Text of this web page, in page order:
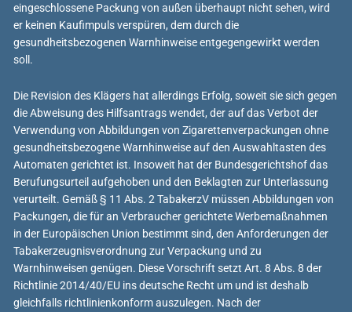
eingeschlossene Packung von außen überhaupt nicht sehen, wird
er keinen Kaufimpuls verspüren, dem durch die
gesundheitsbezogenen Warnhinweise entgegengewirkt werden
soll.
Die Revision des Klägers hat allerdings Erfolg, soweit sie sich gegen
die Abweisung des Hilfsantrags wendet, der auf das Verbot der
Verwendung von Abbildungen von Zigarettenverpackungen ohne
gesundheitsbezogene Warnhinweise auf den Auswahltasten des
Automaten gerichtet ist. Insoweit hat der Bundesgerichtshof das
Berufungsurteil aufgehoben und den Beklagten zur Unterlassung
verurteilt. Gemäß § 11 Abs. 2 TabakerzV müssen Abbildungen von
Packungen, die für an Verbraucher gerichtete Werbemaßnahmen
in der Europäischen Union bestimmt sind, den Anforderungen der
Tabakerzeugnisverordnung zur Verpackung und zu
Warnhinweisen genügen. Diese Vorschrift setzt Art. 8 Abs. 8 der
Richtlinie 2014/40/EU ins deutsche Recht um und ist deshalb
gleichfalls richtlinienkonform auszulegen. Nach der